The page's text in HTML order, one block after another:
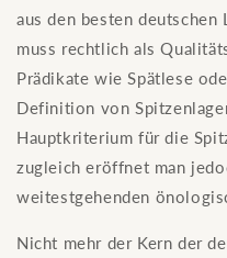
aus den besten deutschen
muss rechtlich als
Prädikate wie Spätlese
Definition von
Hauptkriterium für die
zugleich eröffnet man
weitestgehenden
Nicht mehr der Kern der